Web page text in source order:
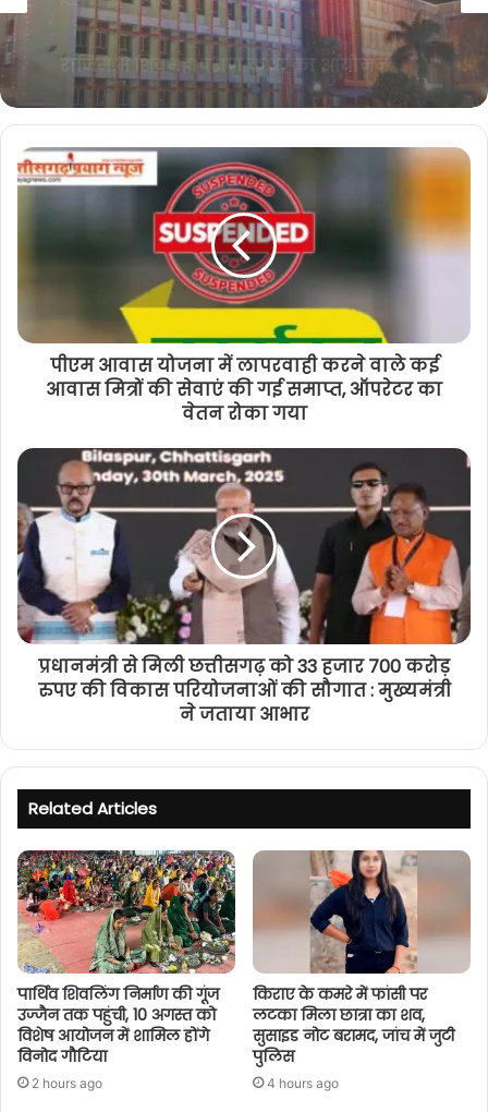
k
शासकीय चिकित्सा एवं दंत चिकित्सा
महाविद्यालय के स्नातकोत्तर छात्रों को
पाठ्यक्रम अवधि के दौरान निजी प्रेक्टिस, सेवा
अथवा नौकरी करना प्रतिबंधित
पीएम आवास योजना में लापरवाही करने वाले कई
आवास मित्रों की सेवाएं की गई समाप्त, ऑपरेटर का
वेतन रोका गया
प्रधानमंत्री से मिली छत्तीसगढ़ को 33 हजार 700 करोड़
रुपए की विकास परियोजनाओं की सौगात : मुख्यमंत्री
ने जताया आभार
Related Articles
पार्थिव शिवलिंग निर्माण की गूंज
उज्जैन तक पहुंची, 10 अगस्त को
विशेष आयोजन में शामिल होंगे
विनोद गौटिया
2 hours ago
किराए के कमरे में फांसी पर
लटका मिला छात्रा का शव,
सुसाइड नोट बरामद, जांच में जुटी
पुलिस
4 hours ago